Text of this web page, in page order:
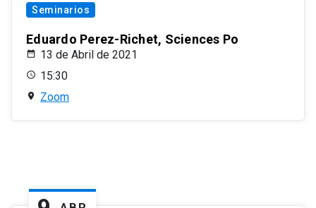
Seminarios
Eduardo Perez-Richet, Sciences Po
13 de Abril de 2021
15:30
Zoom